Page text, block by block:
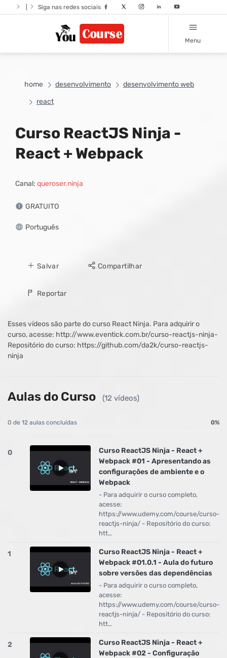
Siga nas redes sociais
Menu
home desenvolvimento
desenvolvimento web
react
Curso ReactJS Ninja -
React + Webpack
Canal: queroser.ninja
GRATUITO
Português
Salvar Compartilhar
Reportar
Esses vídeos são parte do curso React Ninja. Para adquirir o
curso, acesse: http://www.eventick.com.br/curso-reactjs-ninja-
Repositório do curso: https://github.com/da2k/curso-reactjs-
ninja
Aulas do Curso (12 vídeos)
0 de 12 aulas concluídas 0%
0
Curso ReactJS Ninja - React +
Webpack #01 - Apresentando as
configurações de ambiente e o
Webpack
- Para adquirir o curso completo,
acesse:
https://www.udemy.com/course/curso-
reactjs-ninja/ - Repositório do curso:
htt…
1
Curso ReactJS Ninja - React +
Webpack #01.0.1 - Aula do futuro
sobre versões das dependências
- Para adquirir o curso completo,
acesse:
https://www.udemy.com/course/curso-
reactjs-ninja/ - Repositório do curso:
htt…
2
Curso ReactJS Ninja - React +
Webpack #02 - Configuração